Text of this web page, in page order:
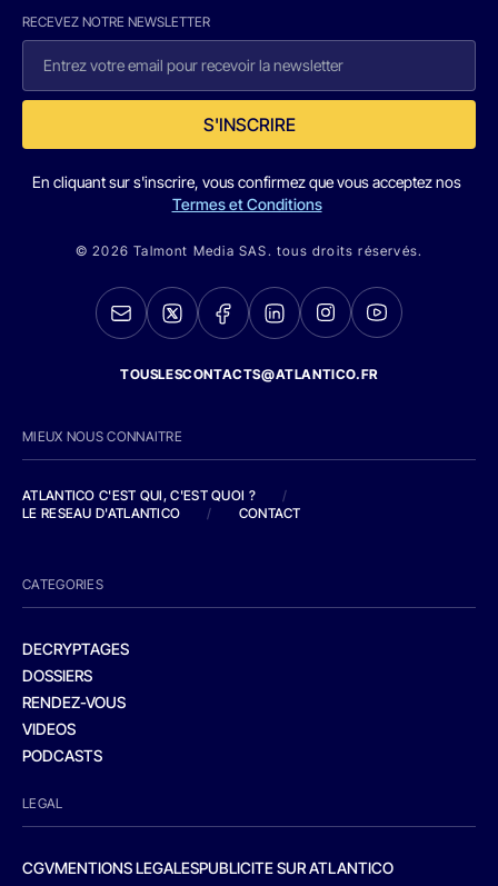
RECEVEZ NOTRE NEWSLETTER
S'INSCRIRE
En cliquant sur s'inscrire, vous confirmez que vous acceptez nos
Termes et Conditions
© 2026 Talmont Media SAS. tous droits réservés.
TOUSLESCONTACTS@ATLANTICO.FR
MIEUX NOUS CONNAITRE
ATLANTICO C'EST QUI, C'EST QUOI ?
/
LE RESEAU D'ATLANTICO
/ CONTACT
CATEGORIES
DECRYPTAGES
DOSSIERS
RENDEZ-VOUS
VIDEOS
PODCASTS
LEGAL
CGVMENTIONS LEGALESPUBLICITE SUR ATLANTICO